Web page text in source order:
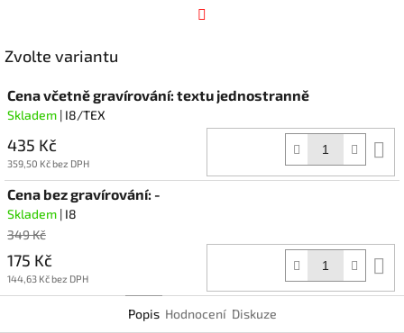
Zvolte variantu
Cena včetně gravírování: textu jednostranně
Skladem | I8/TEX
435 Kč
359,50 Kč bez DPH
Cena bez gravírování: -
Skladem | I8
349 Kč
175 Kč
144,63 Kč bez DPH
Popis Hodnocení Diskuze